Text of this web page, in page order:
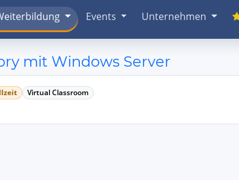
Events Unternehmen
mit Windows Server
Virtual Classroom